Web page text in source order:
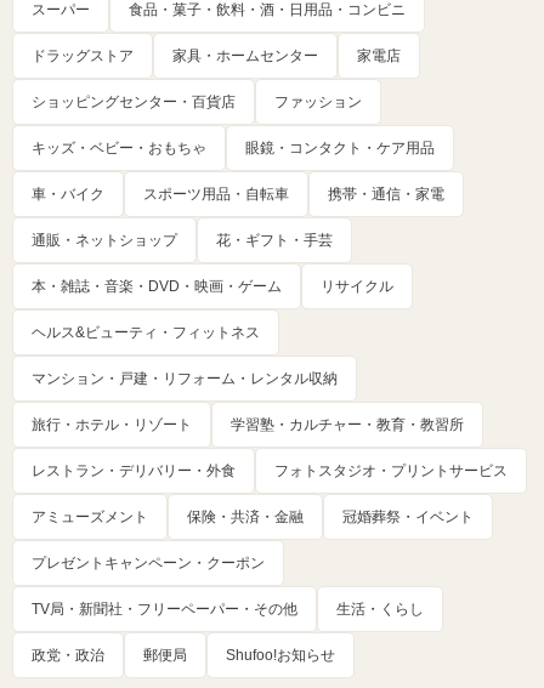
スーパー 食品・菓子・飲料・酒・日用品・コンビニ
ドラッグストア 家具・ホームセンター 家電店
ショッピングセンター・百貨店 ファッション
キッズ・ベビー・おもちゃ 眼鏡・コンタクト・ケア用品
車・バイク スポーツ用品・自転車 携帯・通信・家電
通販・ネットショップ 花・ギフト・手芸
本・雑誌・音楽・DVD・映画・ゲーム リサイクル
ヘルス&ビューティ・フィットネス
マンション・戸建・リフォーム・レンタル収納
旅行・ホテル・リゾート 学習塾・カルチャー・教育・教習所
レストラン・デリバリー・外食 フォトスタジオ・プリントサービス
アミューズメント 保険・共済・金融 冠婚葬祭・イベント
プレゼントキャンペーン・クーポン
TV局・新聞社・フリーペーパー・その他 生活・くらし
政党・政治 郵便局 Shufoo!お知らせ